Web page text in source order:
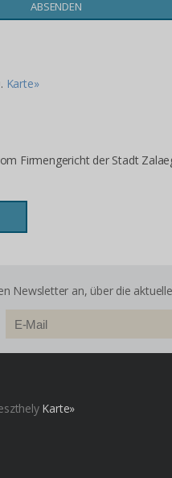
Karte»
Firmengericht der Stadt
Newsletter an, über die
Karte»